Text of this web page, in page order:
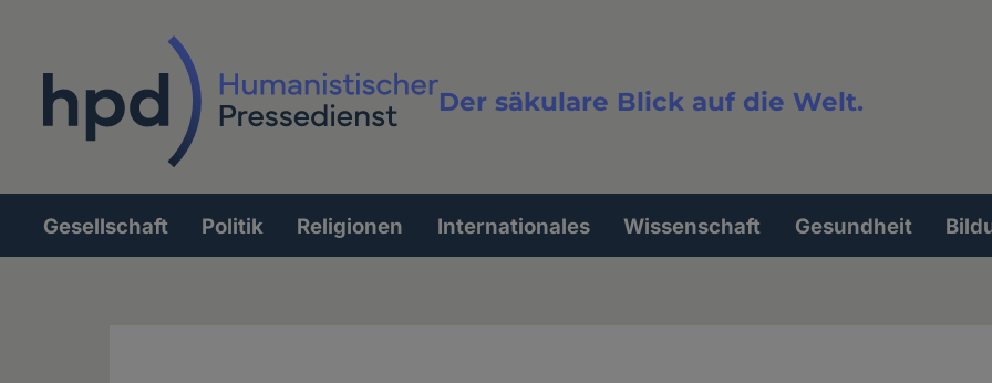
Der säkulare Blick auf die Welt.
Volltextsuche
Hauptnavigation
Gesellschaft Politik Religionen Internationales Wissenschaft Gesundheit